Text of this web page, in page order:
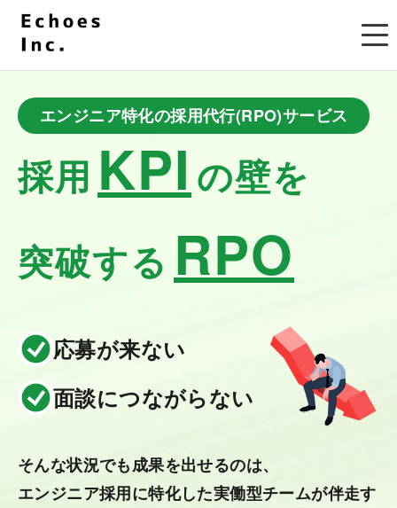
エンジニア特化の採用代行(RPO)サービス
採用 KPI の壁を
突破する RPO
応募が来ない
面談につながらない
そんな状況でも成果を出せるのは、
エンジニア採用に特化した実働型チームが伴走す